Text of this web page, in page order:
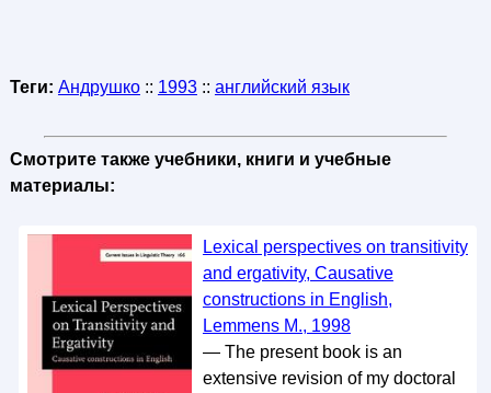
Теги: Андрушко:: 1993:: английский язык
Смотрите также учебники, книги и учебные
материалы:
Lexical perspectives on transitivity
and ergativity, Causative
constructions in English,
Lemmens M., 1998
— The present book is an
extensive revision of my doctoral